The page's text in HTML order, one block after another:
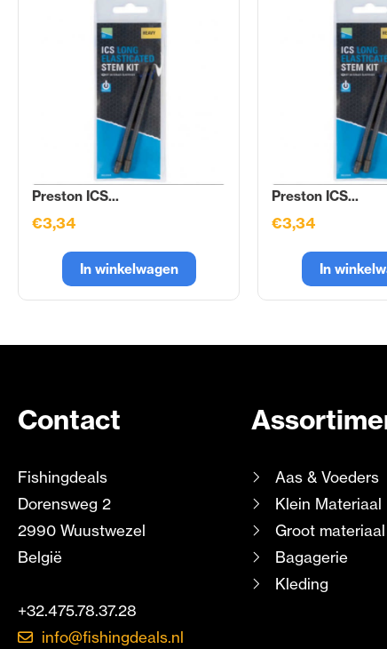
Preston ICS...
€3,34
In winkelwagen
Preston ICS...
€3,34
In
Contact
Fishingdeals
Dorensweg 2
2990 Wuustwezel
België
+32.475.78.37.28
info@fishingdeals.nl
Aas & Voeders
Klein Materiaal
Groot materiaal
Bagagerie
Kleding